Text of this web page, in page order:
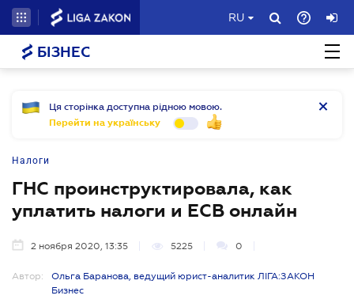
RU
БІЗНЕС
Ця сторінка доступна рідною мовою.
Перейти на українську
Налоги
ГНС проинструктировала, как
уплатить налоги и ЕСВ онлайн
2 ноября 2020, 13:35 5225 0
Автор:
Ольга Баранова, ведущий юрист-аналитик ЛІГА:ЗАКОН
Бизнес